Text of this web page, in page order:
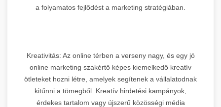
a folyamatos fejlődést a marketing stratégiában.
Kreativitás: Az online térben a verseny nagy, és egy jó
online marketing szakértő képes kiemelkedő kreatív
ötleteket hozni létre, amelyek segítenek a vállalatodnak
kitűnni a tömegből. Kreatív hirdetési kampányok,
érdekes tartalom vagy újszerű közösségi média